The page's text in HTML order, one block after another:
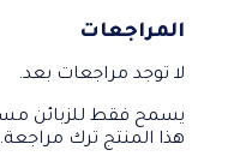
المراجعات
لا توجد مراجعات بعد.
يسمح فقط للزبائن
هذا المنتج ترك مراجعة.